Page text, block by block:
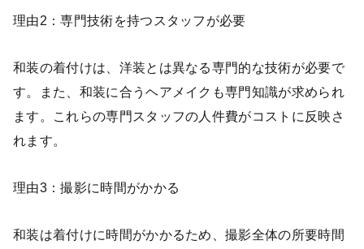
理由2：専門技術を持つスタッフが必要
和装の着付けは、洋装とは異なる専門的な技術が必要で
す。また、和装に合うヘアメイクも専門知識が求められ
ます。これらの専門スタッフの人件費がコストに反映さ
れます。
理由3：撮影に時間がかかる
和装は着付けに時間がかかるため、撮影全体の所要時間